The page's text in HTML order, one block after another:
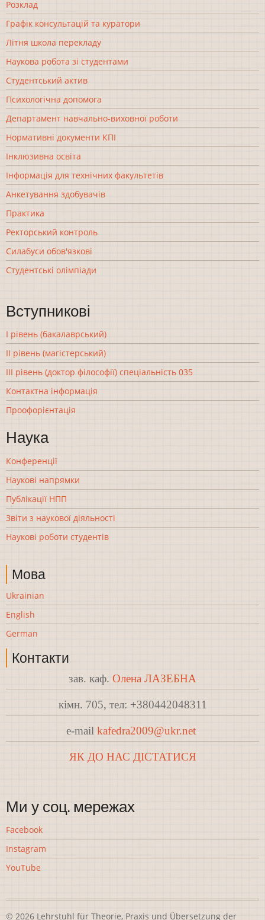
Розклад
Графік консультацій та куратори
Літня школа перекладу
Наукова робота зі студентами
Студентський актив
Психологічна допомога
Департамент навчально-виховної роботи
Нормативні документи КПІ
Інклюзивна освіта
Інформація для технічних факультетів
Анкетування здобувачів
Практика
Ректорський контроль
Силабуси обов'язкові
Студентські олімпіади
Вступникові
І рівень (бакалаврський)
ІІ рівень (магістерський)
ІІІ рівень (доктор філософії) спеціальність 035
Контактна інформація
Проофорієнтація
Наука
Конференції
Наукові напрямки
Публікації НПП
Звіти з наукової діяльності
Наукові роботи студентів
Мова
Ukrainian
English
German
Контакти
зав. каф. Олена ЛАЗЕБНА
кімн. 705, тел: +380442048311
e-mail kafedra2009@ukr.net
ЯК ДО НАС ДІСТАТИСЯ
Ми у соц. мережах
Facebook
Instagram
YouTube
© 2026 Lehrstuhl für Theorie, Praxis und Übersetzung der